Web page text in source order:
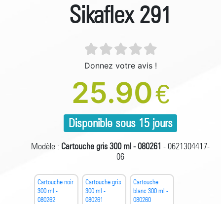
Sikaflex 291
Donnez votre avis !
25.90€
Disponible sous 15 jours
Modèle : Cartouche gris 300 ml - 080261 - 0621304417-
06
Cartouche noir
300 ml -
080262
Cartouche gris
300 ml -
080261
Cartouche
blanc 300 ml -
080260